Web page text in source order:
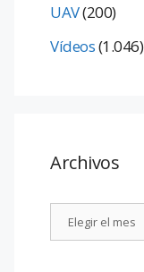
UAV(200)
Vídeos(1.046)
Archivos